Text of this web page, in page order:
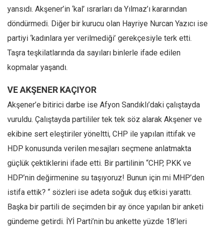
yansıdı. Akşener’in ‘kal’ ısrarları da Yılmaz’ı kararından
döndürmedi. Diğer bir kurucu olan Hayriye Nurcan Yazıcı ise
partiyi ‘kadınlara yer verilmediği’ gerekçesiyle terk etti.
Taşra teşkilatlarında da sayıları binlerle ifade edilen
kopmalar yaşandı.
VE AKŞENER KAÇIYOR
Akşener’e bitirici darbe ise Afyon Sandıklı’daki çalıştayda
vuruldu. Çalıştayda partililer tek tek söz alarak Akşener ve
ekibine sert eleştiriler yöneltti, CHP ile yapılan ittifak ve
HDP konusunda verilen mesajları seçmene anlatmakta
güçlük çektiklerini ifade etti. Bir partilinin “CHP, PKK ve
HDP’nin değirmenine su taşıyoruz! Bunun için mi MHP’den
istifa ettik? “ sözleri ise adeta soğuk duş etkisi yarattı.
Başka bir partili de seçimden bir ay önce yapılan bir anketi
gündeme getirdi. İYİ Parti’nin bu ankette yüzde 18’leri